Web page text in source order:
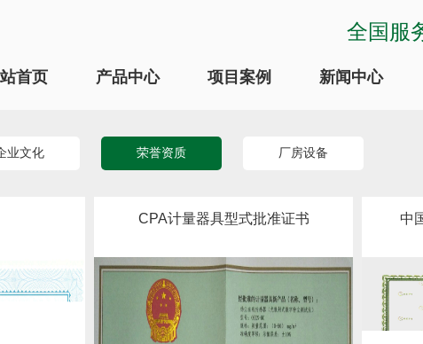
全国服
首页 产品中心 项目案例 新闻中心
业文化 荣誉资质 厂房设备
CPA计量器具型式批准证书 中